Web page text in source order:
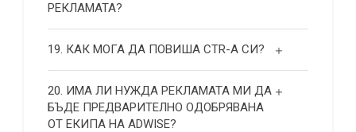
РЕКЛАМАТА?
19. КАК МОГА ДА ПОВИША СТR-А СИ?
20. ИМА ЛИ НУЖДА РЕКЛАМАТА МИ ДА
БЪДЕ ПРЕДВАРИТЕЛНО ОДОБРЯВАНА
ОТ ЕКИПА НА ADWISE?